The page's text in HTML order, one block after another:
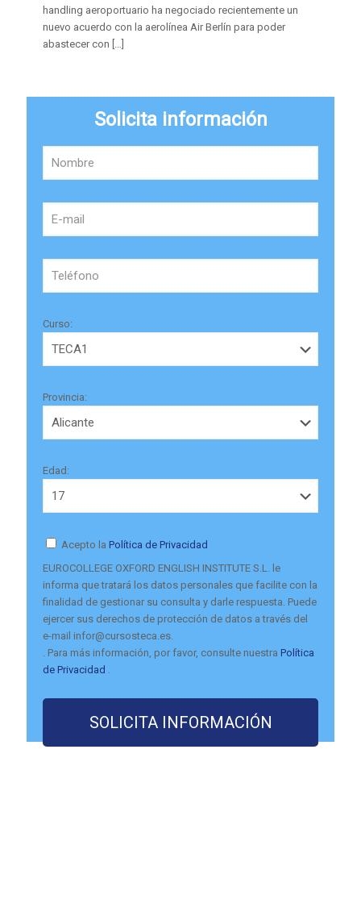
handling aeroportuario ha negociado recientemente un
nuevo acuerdo con la aerolínea Air Berlín para poder
abastecer con […]
Solicita información
Curso:
Provincia:
Edad:
Acepto la Política de Privacidad
EUROCOLLEGE OXFORD ENGLISH INSTITUTE S.L. le
informa que tratará los datos personales que facilite con la
finalidad de gestionar su consulta y darle respuesta. Puede
ejercer sus derechos de protección de datos a través del
e-mail infor@cursosteca.es.
. Para más información, por favor, consulte nuestra Política
de Privacidad